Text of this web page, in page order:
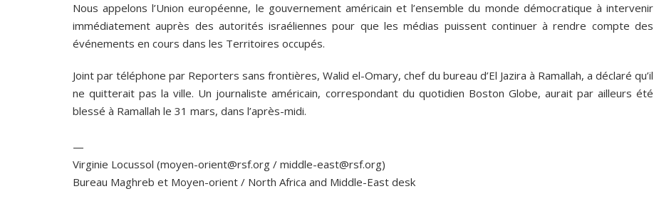
Nous appelons l’Union européenne, le gouvernement américain et l’ensemble du monde démocratique à intervenir
immédiatement auprès des autorités israéliennes pour que les médias puissent continuer à rendre compte des
événements en cours dans les Territoires occupés.
Joint par téléphone par Reporters sans frontières, Walid el-Omary, chef du bureau d’El Jazira à Ramallah, a déclaré qu’il
ne quitterait pas la ville. Un journaliste américain, correspondant du quotidien Boston Globe, aurait par ailleurs été
blessé à Ramallah le 31 mars, dans l’après-midi.
—
Virginie Locussol (moyen-orient@rsf.org / middle-east@rsf.org)
Bureau Maghreb et Moyen-orient / North Africa and Middle-East desk